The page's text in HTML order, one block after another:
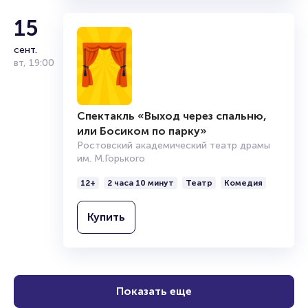
15
сент.
вт, 19:00
Спектакль «Выход через спальню,
или Босиком по парку»
Ростовский академический театр драмы
им. М.Горького
12+ 2 часа 10 минут Театр Комедия
Купить
Показать еще